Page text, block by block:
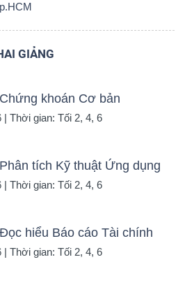
GIẢNG
khoán Cơ bản
| Thời gian: Tối 2, 4, 6
tích Kỹ thuật Ứng dụng
| Thời gian: Tối 2, 4, 6
hiểu Báo cáo Tài chính
| Thời gian: Tối 2, 4, 6